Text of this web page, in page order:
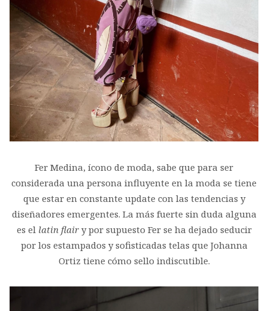
Fer Medina, ícono de moda, sabe que para ser
considerada una persona influyente en la moda se tiene
que estar en constante update con las tendencias y
diseñadores emergentes. La más fuerte sin duda alguna
es el latin flairy por supuesto Fer se ha dejado seducir
por los estampados y sofisticadas telas que Johanna
Ortiz tiene cómo sello indiscutible.